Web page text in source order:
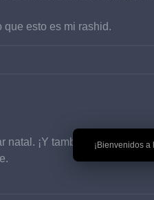
🎉
que esto es mi rashid.
¡Y también forma parte